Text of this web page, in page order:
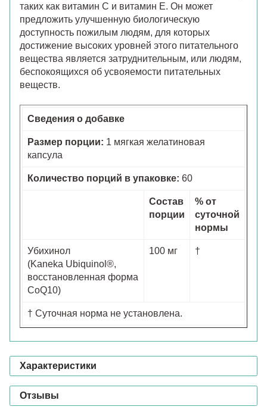
таких как витамин С и витамин E. Он может
предложить улучшенную биологическую
доступность пожилым людям, для которых
достижение высоких уровней этого питательного
вещества является затруднительным, или людям,
беспокоящихся об усвояемости питательных
веществ.
Сведения о добавке
Размер порции: 1 мягкая желатиновая
капсула
Количество порций в упаковке: 60
Состав
порции
% от
суточной
нормы
Убихинол
(Kaneka Ubiquinol®,
восстановленная форма
CoQ10)
100 мг †
† Суточная норма не установлена.
Характеристики
Отзывы